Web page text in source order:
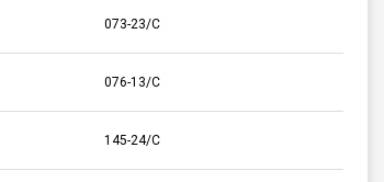
073-23/C
076-13/C
145-24/C